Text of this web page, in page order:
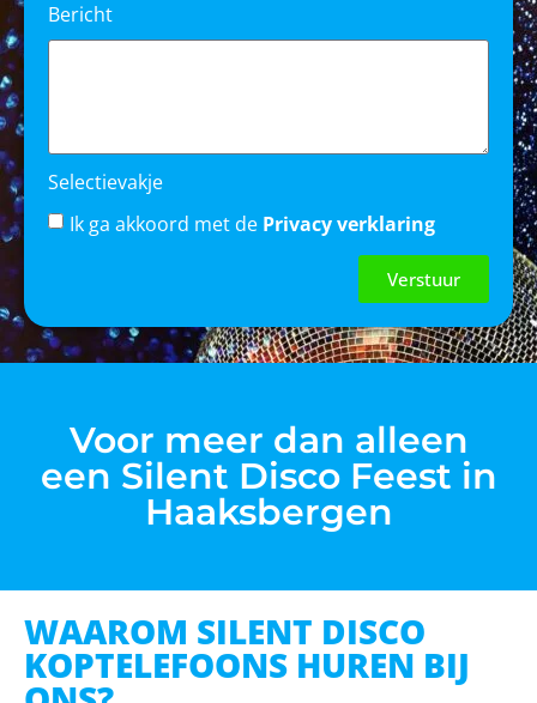
Bericht
Selectievakje
Ik ga akkoord met de Privacy verklaring
Verstuur
Voor meer dan alleen
een Silent Disco Feest in
Haaksbergen
WAAROM SILENT DISCO
KOPTELEFOONS HUREN BIJ